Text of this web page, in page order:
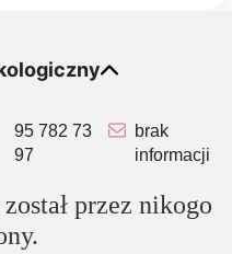
95 782 73
97
brak
informacji
przez nikogo